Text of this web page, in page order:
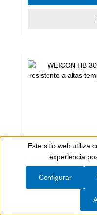
sistema de
Show toolbar
Este sitio web utiliza
experiencia
Configurar